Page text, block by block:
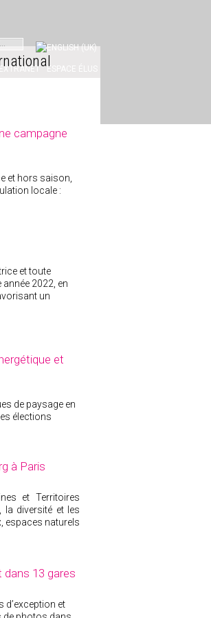
ESPACE ÉLUS
campagne
et hors saison,
locale :
et toute
2022, en
un
et
de paysage en
élections
à Paris
et Territoires
la diversité et les
espaces naturels
dans 13 gares
d’exception et